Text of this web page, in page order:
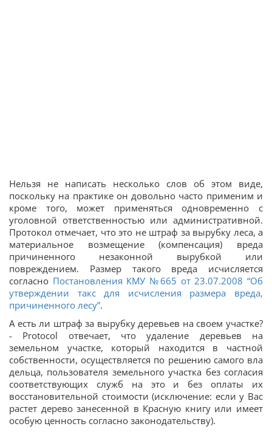
Нельзя не написать несколько слов об этом виде,
поскольку на практике он довольно часто применим и
кроме того, может применяться одновременно с
уголовной ответственностью или административной.
Протокол отмечает, что это не штраф за вырубку леса, а
материальное возмещение (компенсация) вреда
причиненного незаконной вырубкой или
повреждением. Размер такого вреда исчисляется
согласно Постановления КМУ №665 от 23.07.2008 “Об
утверждении такс для исчисления размера вреда,
причиненного лесу”.
А есть ли штраф за вырубку деревьев на своем участке?
- Protocol отвечает, что удаление деревьев на
земельном участке, который находится в частной
собственности, осуществляется по решению самого вла
дельца, пользователя земельного участка без согласия
соответствующих служб на это и без оплаты их
восстановительной стоимости (исключение: если у Вас
растет дерево занесенной в Красную книгу или имеет
особую ценность согласно законодательству).